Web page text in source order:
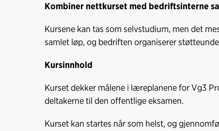
Kombiner nettkurset med bedriftsinterne
Kursene kan tas som selvstudium, men det
samlet løp, og bedriften organiserer
Kursinnhold
Kurset dekker målene i læreplanene for Vg3
deltakerne til den offentlige eksamen.
Kurset kan startes når som helst, og